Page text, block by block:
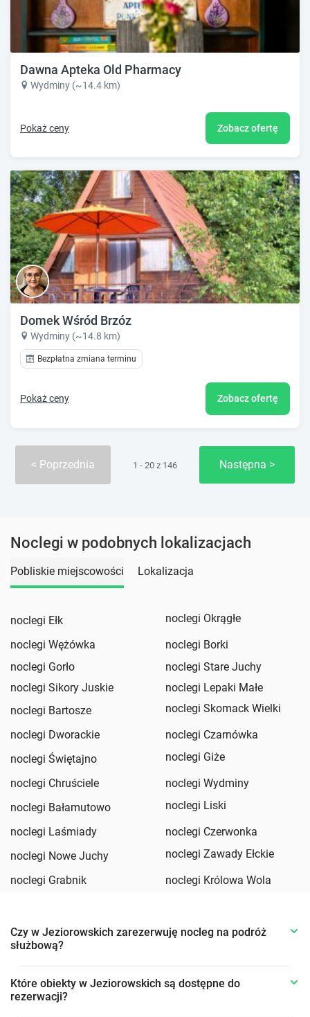
Dawna Apteka Old Pharmacy
Wydminy (~14.4 km)
Pokaż ceny Zobacz ofertę
Domek Wśród Brzóz
Wydminy (~14.8 km)
Bezpłatna zmiana terminu
Pokaż ceny Zobacz ofertę
Poprzednia 1 - 20 z 146 Następna
Noclegi w podobnych lokalizacjach
Pobliskie miejscowości Lokalizacja
noclegi Ełk
noclegi Okrągłe
noclegi Wężówka
noclegi Borki
noclegi Gorło
noclegi Stare Juchy
noclegi Sikory Juskie
noclegi Lepaki Małe
noclegi Bartosze
noclegi Skomack Wielki
noclegi Dworackie
noclegi Czarnówka
noclegi Świętajno
noclegi Giże
noclegi Chruściele
noclegi Wydminy
noclegi Bałamutowo
noclegi Liski
noclegi Laśmiady
noclegi Czerwonka
noclegi Nowe Juchy
noclegi Zawady Ełckie
noclegi Grabnik
noclegi Królowa Wola
Czy w Jeziorowskich zarezerwuję nocleg na podróż
służbową?
Które obiekty w Jeziorowskich są dostępne do
rezerwacji?